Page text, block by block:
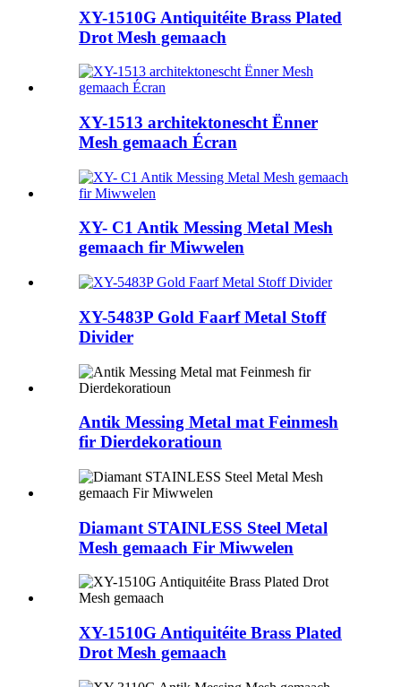
XY-1510G Antiquitéite Brass Plated
Drot Mesh gemaach
XY-1513 architektonescht Ënner
Mesh gemaach Écran
XY- C1 Antik Messing Metal Mesh
gemaach fir Miwwelen
XY-5483P Gold Faarf Metal Stoff
Divider
Antik Messing Metal mat Feinmesh
fir Dierdekoratioun
Diamant STAINLESS Steel Metal
Mesh gemaach Fir Miwwelen
XY-1510G Antiquitéite Brass Plated
Drot Mesh gemaach